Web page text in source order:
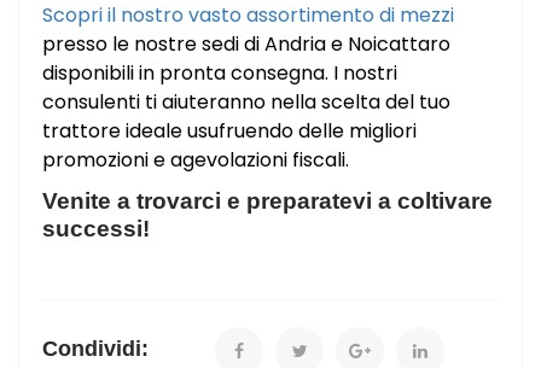
Scopri il nostro vasto assortimento di mezzi
presso le nostre sedi di Andria e Noicattaro
disponibili in pronta consegna. I nostri
consulenti ti aiuteranno nella scelta del tuo
trattore ideale usufruendo delle migliori
promozioni e agevolazioni fiscali.
Venite a trovarci e preparatevi a coltivare
successi!
Condividi: